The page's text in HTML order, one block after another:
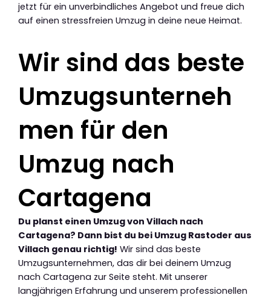
jetzt für ein unverbindliches Angebot und freue dich
auf einen stressfreien Umzug in deine neue Heimat.
Wir sind das beste
Umzugsunterneh
men für den
Umzug nach
Cartagena
Du planst einen Umzug von Villach nach
Cartagena? Dann bist du bei Umzug Rastoder aus
Villach genau richtig! Wir sind das beste
Umzugsunternehmen, das dir bei deinem Umzug
nach Cartagena zur Seite steht. Mit unserer
langjährigen Erfahrung und unserem professionellen